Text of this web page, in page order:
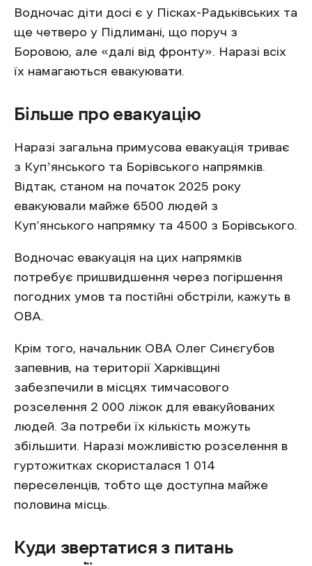
Водночас діти досі є у Пісках-Радьківських та
ще четверо у Підлимані, що поруч з
Боровою, але «далі від фронту». Наразі всіх
їх намагаються евакуювати.
Більше про евакуацію
Наразі загальна примусова евакуація триває
з Купʼянського та Борівського напрямків.
Відтак, станом на початок 2025 року
евакуювали майже 6500 людей з
Куп’янського напрямку та 4500 з Борівського.
Водночас евакуація на цих напрямків
потребує пришвидшення через погіршення
погодних умов та постійні обстріли, кажуть в
ОВА.
Крім того, начальник ОВА Олег Синєгубов
запевнив, на території Харківщині
забезпечили в місцях тимчасового
розселення 2 000 ліжок для евакуйованих
людей. За потреби їх кількість можуть
збільшити. Наразі можливістю розселення в
гуртожитках скористалася 1 014
переселенців, тобто ще доступна майже
половина місць.
Куди звертатися з питань